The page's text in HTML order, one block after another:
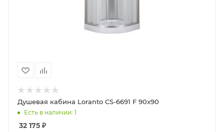
Душевая кабина Loranto CS-6691 F 90x90
Есть в наличии: 1
32 175 ₽